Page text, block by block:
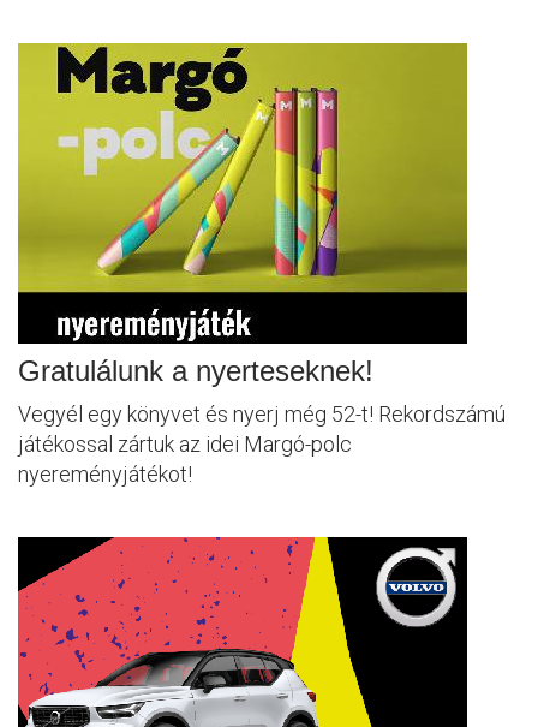
Gratulálunk a nyerteseknek!
Vegyél egy könyvet és nyerj még 52-t! Rekordszámú
játékossal zártuk az idei Margó-polc
nyereményjátékot!